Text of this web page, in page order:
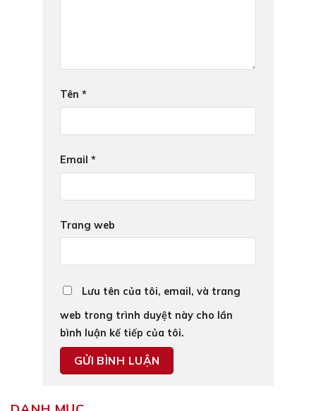
Tên *
Email *
Trang web
Lưu tên của tôi, email, và trang
web trong trình duyệt này cho lần
bình luận kế tiếp của tôi.